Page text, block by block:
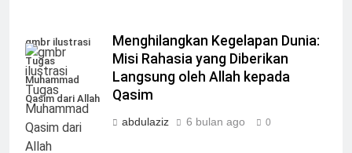
gmbr ilustrasi
Tugas
Muhammad
Qasim dari Allah
Menghilangkan Kegelapan Dunia:
Misi Rahasia yang Diberikan
Langsung oleh Allah kepada
Qasim
abdulaziz 6 bulan ago 0